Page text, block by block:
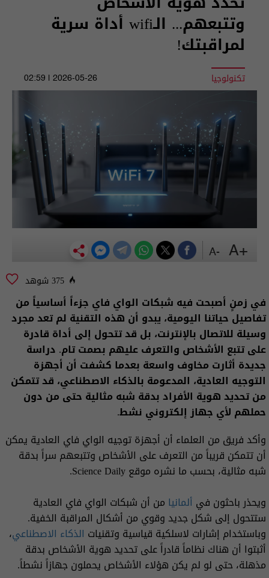
وتتبعهم... الـwifi أداة سرية
لمراقبتك!
تكنولوجيا 2026-05-26 | 02:59
375 شوهد
في زمنٍ أصبحت فيه شبكات الواي فاي جزءاً أساسياً من
تفاصيل حياتنا اليومية، يبدو أن هذه التقنية لم تعد مجرد
وسيلة للاتصال بالإنترنت، بل قد تتحول إلى أداة قادرة
على تتبع الأشخاص والتعرف عليهم بصمت تام. دراسة
جديدة أثارت مخاوف واسعة بعدما كشفت أن أجهزة
التوجيه العادية، المدعومة بالذكاء الاصطناعي، قد تتمكن
من تحديد هوية الأفراد بدقة شبه مثالية حتى من دون
حملهم لأي جهاز إلكتروني نشط.
وأكد فريق من العلماء أن أجهزة توجيه الواي فاي العادية يمكن
أن تتمكن قريباً من التعرف على الأشخاص وتتبعهم سراً بدقة
شبه مثالية، بحسب ما نشره موقع Science Daily.
ويحذر باحثون في ألمانيا من أن شبكات الواي فاي العادية
ستتحول إلى شكل جديد وقوي من أشكال المراقبة الخفية.
وباستخدام إشارات لاسلكية قياسية وتقنيات الذكاء الاصطناعي،
أثبتوا أن هناك نظاماً قادراً على تحديد هوية الأشخاص بدقة
مذهلة، حتى لو لم يكن هؤلاء الأشخاص يحملون جهازاً نشطاً.
+A
-A